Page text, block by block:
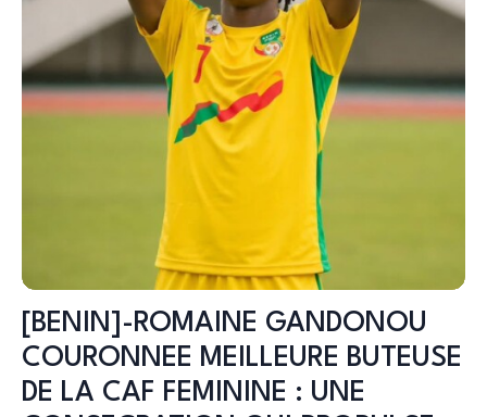
[BENIN]-ROMAINE GANDONOU
COURONNEE MEILLEURE BUTEUSE
DE LA CAF FEMININE : UNE